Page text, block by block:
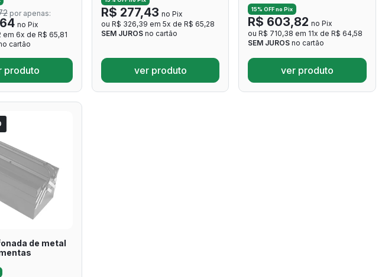
por apenas:
no Pix
em 6x de R$ 65,81
cartão
produto
R$ 277,43 no Pix
ou R$ 326,39 em 5x de R$ 65,28
SEM JUROS no cartão
ver produto
15% OFF no Pix
R$ 603,82 no Pix
ou R$ 710,38 em 11x de R$ 64,58
SEM JUROS no cartão
ver produto
de metal